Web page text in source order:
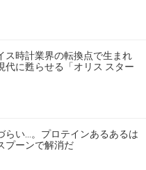
ス時計業界の転換点で生まれ
代に甦らせる「オリス スター
らい…。プロテインあるあるは
プーンで解消だ